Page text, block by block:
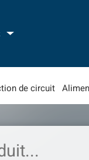
de circuit